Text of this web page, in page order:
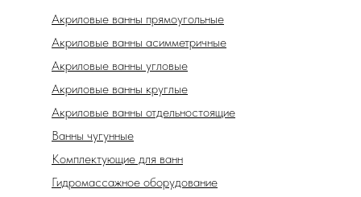
Акриловые ванны прямоугольные
Акриловые ванны отдельностоящие
Акриловые ванны асимметричные
Акриловые ванны угловые
Акриловые ванны круглые
Ванны чугунные
Комплектующие для ванн
Гидромассажное оборудование